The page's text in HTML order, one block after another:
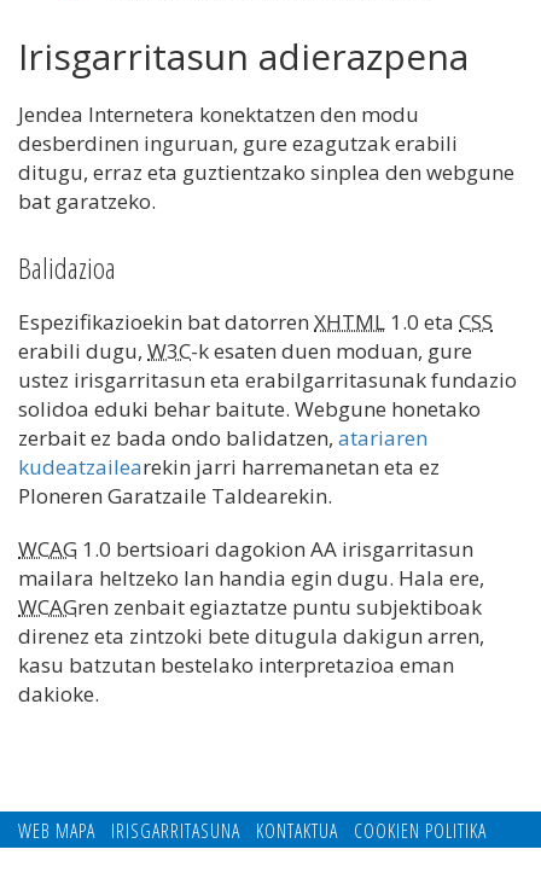
Irisgarritasun adierazpena
Jendea Internetera konektatzen den modu
desberdinen inguruan, gure ezagutzak erabili
ditugu, erraz eta guztientzako sinplea den webgune
bat garatzeko.
Balidazioa
Espezifikazioekin bat datorren XHTML 1.0 eta CSS
erabili dugu, W3C-k esaten duen moduan, gure
ustez irisgarritasun eta erabilgarritasunak fundazio
solidoa eduki behar baitute. Webgune honetako
zerbait ez bada ondo balidatzen, atariaren
kudeatzailearekin jarri harremanetan eta ez
Ploneren Garatzaile Taldearekin.
WCAG 1.0 bertsioari dagokion AA irisgarritasun
mailara heltzeko lan handia egin dugu. Hala ere,
WCAGren zenbait egiaztatze puntu subjektiboak
direnez eta zintzoki bete ditugula dakigun arren,
kasu batzutan bestelako interpretazioa eman
dakioke.
WEB MAPA IRISGARRITASUNA KONTAKTUA
COOKIEN POLITIKA